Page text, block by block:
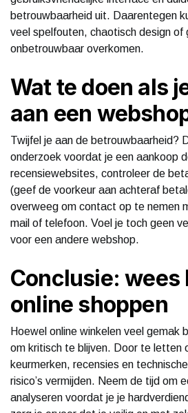
betrouwbaarheid uit. Daarentegen
veel spelfouten, chaotisch design of
onbetrouwbaar overkomen.
Wat te doen als
aan een
Twijfel je aan de betrouwbaarheid?
onderzoek voordat je een aankoop
recensiewebsites, controleer de
(geef de voorkeur aan achteraf
overweeg om contact op te nemen
mail of telefoon. Voel je toch geen
voor een andere webshop.
Conclusie:
online shoppen
Hoewel online winkelen veel gemak
om kritisch te blijven. Door te letten
keurmerken, recensies en
risico’s vermijden. Neem de tijd om
analyseren voordat je je